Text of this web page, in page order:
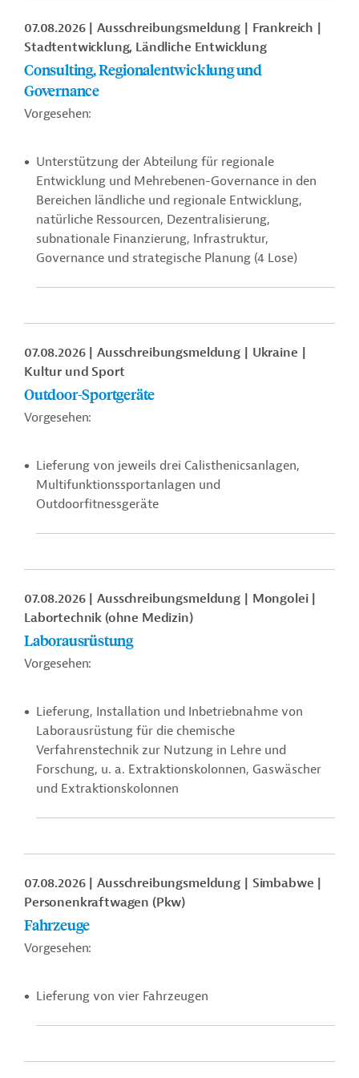
07.08.2026 Ausschreibungsmeldung
Frankreich
Stadtentwicklung, Ländliche Entwicklung
Consulting, Regionalentwicklung und
Governance
Vorgesehen:
Unterstützung der Abteilung für regionale
Entwicklung und Mehrebenen-Governance in den
Bereichen ländliche und regionale Entwicklung,
natürliche Ressourcen, Dezentralisierung,
subnationale Finanzierung, Infrastruktur,
Governance und strategische Planung (4 Lose)
07.08.2026 Ausschreibungsmeldung
Ukraine
Kultur und Sport
Outdoor-Sportgeräte
Vorgesehen:
Lieferung von jeweils drei Calisthenicsanlagen,
Multifunktionssportanlagen und
Outdoorfitnessgeräte
07.08.2026 Ausschreibungsmeldung
Mongolei
Labortechnik (ohne Medizin)
Laborausrüstung
Vorgesehen:
Lieferung, Installation und Inbetriebnahme von
Laborausrüstung für die chemische
Verfahrenstechnik zur Nutzung in Lehre und
Forschung, u. a. Extraktionskolonnen, Gaswäscher
und Extraktionskolonnen
07.08.2026 Ausschreibungsmeldung
Simbabwe
Personenkraftwagen (Pkw)
Fahrzeuge
Vorgesehen:
Lieferung von vier Fahrzeugen